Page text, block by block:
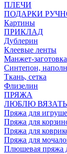
ПЛЕЧИ
ПОДАРКИ
Картины
ПРИКЛАД
Дублерин
Клеевые ленты
Манжет-заготовка
Синтепон,
Ткань, сетка
Флизелин
ПРЯЖА
ЛЮБЛЮ ВЯЗАТЬ
Пряжа для
Пряжа для
Пряжа для
Пряжа для
Плюшевая пряжа